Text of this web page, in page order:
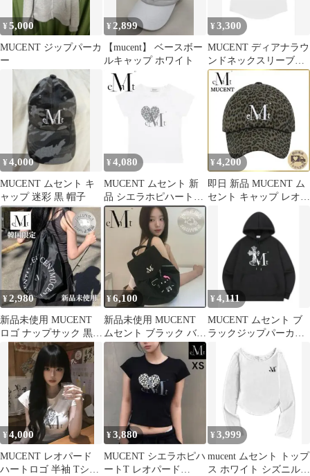
¥5,000
MUCENT ジップパーカ
ー
¥ 2,899
【mucent】 ベースボー
ルキャップ ホワイト
¥3,300
MUCENT ディアナラウ
ンドネックスリーブレ
スナシ
¥4,000
MUCENT ムセント キ
ャップ 迷彩 黒 帽子
¥ 4,080
MUCENT ムセント 新
品 シエラホピハート半
袖Tシャツ レオパード
柄 韓国
¥ 4,200
即日 新品 MUCENT ム
セント キャップ レオパ
ード キャップ 帽子 カ
¥2,980
新品未使用 MUCENT
ロゴ ナップサック 黒
韓国限定 eMt バッグ
¥6,100
新品未使用 MUCENT
ムセント ブラック バッ
クパック リュック 韓国
¥4,111
MUCENT ムセント ブ
ラックジップパーカー
ムシンサ
¥4,000
MUCENT レオパード
ハートロゴ 半袖 Tシャ
¥3,880
MUCENT シエラホピハ
ートT レオパード
¥3,999
mucent ムセント トップ
ス ホワイト シズニルッ